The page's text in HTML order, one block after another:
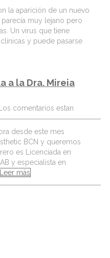
la aparición de un nuevo
muy lejano pero
Un virus que tiene
y puede pasarse
a la Dra. Mireia
Los comentarios estan
desde este mes
BCN y queremos
es Licenciada en
y especialista en
Leer más